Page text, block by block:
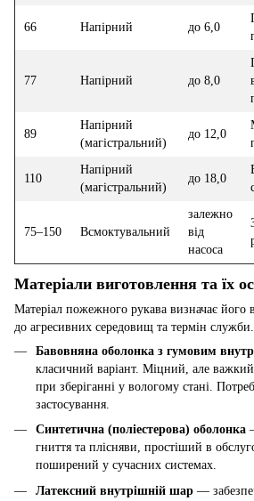
66 Напірний до 6,0
77 Напірний до 8,0
89
Напірний
(магістральний)
до 12,0
110
Напірний
(магістральний)
до 18,0
75–150 Всмоктувальний
залежно
від
насоса
Матеріали виготовлення та їх
Матеріал пожежного рукава визначає його
до агресивних середовищ та термін служби.
Бавовняна оболонка з гумовим
класичний варіант. Міцний, але
при зберіганні у вологому стані.
застосування.
Синтетична (поліестерова) оболонка
гниття та плісняви, простіший в
поширений у сучасних системах.
Латексний внутрішній шар —